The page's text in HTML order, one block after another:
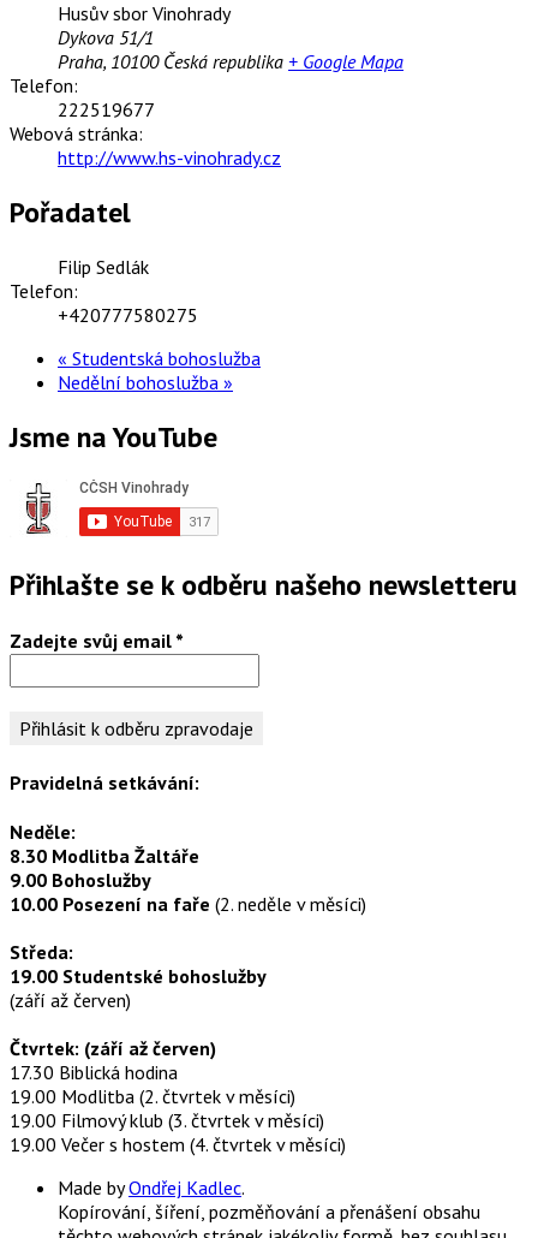
Husův sbor Vinohrady
Dykova 51/1
Praha, 10100 Česká republika + Google Mapa
Telefon:
222519677
Webová stránka:
http://www.hs-vinohrady.cz
Pořadatel
Filip Sedlák
Telefon:
+420777580275
« Studentská bohoslužba
Nedělní bohoslužba »
Jsme na YouTube
Přihlašte se k odběru našeho newsletteru
Zadejte svůj email *
Pravidelná setkávání:
Neděle:
8.30 Modlitba Žaltáře
9.00 Bohoslužby
10.00 Posezení na faře (2. neděle v měsíci)
Středa:
19.00 Studentské bohoslužby
(září až červen)
Čtvrtek: (září až červen)
17.30 Biblická hodina
19.00 Modlitba (2. čtvrtek v měsíci)
19.00 Filmový klub (3. čtvrtek v měsíci)
19.00 Večer s hostem (4. čtvrtek v měsíci)
Made byOndřej Kadlec.
Kopírování, šíření, pozměňování a přenášení obsahu